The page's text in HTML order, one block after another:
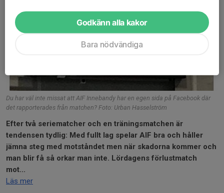
Du har väl inte missat att AIF Innebandy har en egen sida på Facebook där
det rapporterades från matchen? Foto: Urban Hasselström
Efter två seriematcher och en träningsmatchen är
tendensen tydlig: Med fullt lag spelar AIF bra och håller
jämna steg med motståndet men när skadorna kommer och
man blir få så orkar man inte. Lördagens förlustmatch
mot...
Läs mer
Godkänn alla kakor
Bara nödvändiga